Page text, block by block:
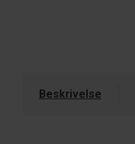
Beskrivelse